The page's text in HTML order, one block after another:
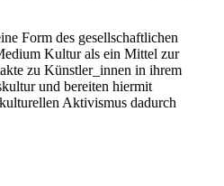
Form des gesellschaftlichen
Kultur als ein Mittel zur
zu Künstler_innen in ihrem
und bereiten hiermit
Aktivismus dadurch